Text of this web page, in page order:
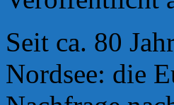
Seit ca. 80
Nordsee: die